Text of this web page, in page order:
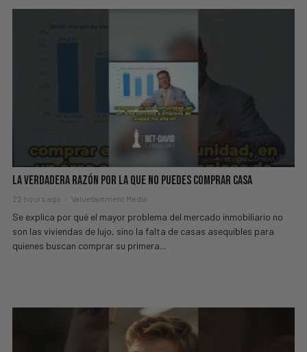
La Verdadera Razón Por La Que No Puedes Comprar Casa
22 hours ago Valuetainment Media
Se explica por qué el mayor problema del mercado inmobiliario no
son las viviendas de lujo, sino la falta de casas asequibles para
quienes buscan comprar su primera...